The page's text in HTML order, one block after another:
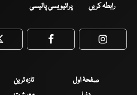
رابطہ کریں پرائیویسی پالیسی
Twitter Facebook
صفحۂ اول تازہ ترین